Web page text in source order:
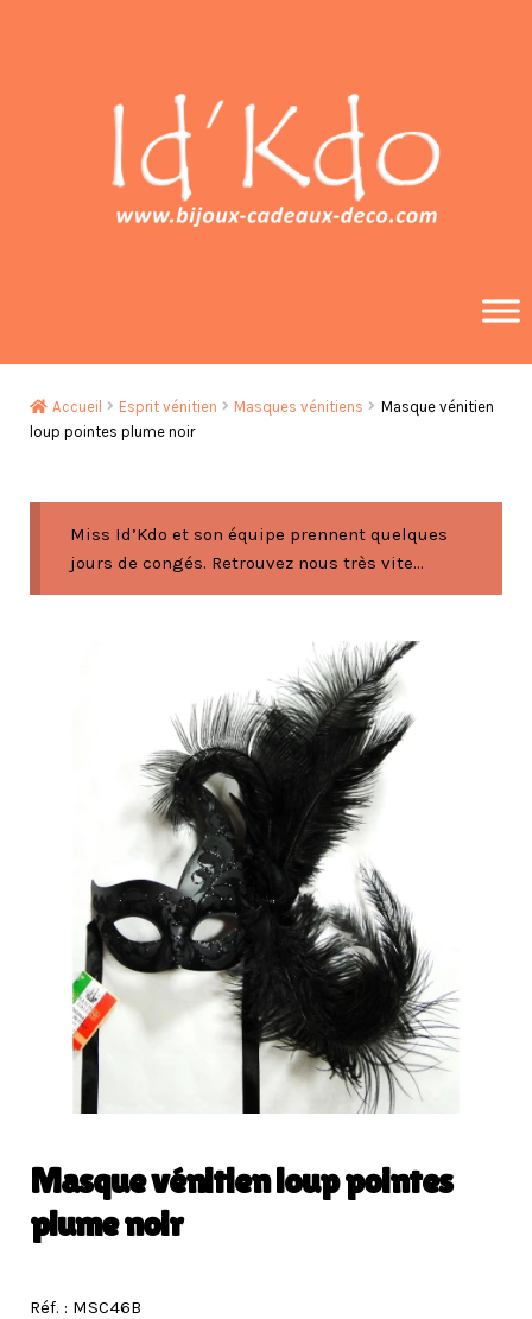
Accueil Esprit vénitien Masques vénitiens
Masque vénitien
loup pointes plume noir
Miss Id’Kdo et son équipe prennent quelques
jours de congés. Retrouvez nous très vite...
Masque vénitien loup pointes
plume noir
Réf. : MSC46B